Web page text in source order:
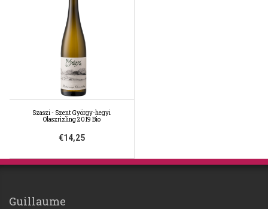
Szaszi - Szent György-hegyi
Olaszrizling 2019 Bio
€14,25
Guillaume